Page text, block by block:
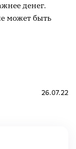
денег.
может быть
26.07.22